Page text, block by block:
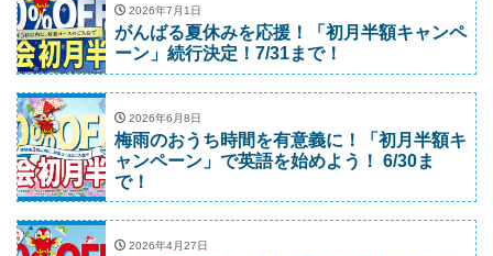
2026年7月1日
がんばる夏休みを応援！「初月半額キャンペ
ーン」続行決定！7/31まで！
2026年6月8日
梅雨のおうち時間を有意義に！「初月半額キ
ャンペーン」で英語を始めよう！ 6/30ま
で！
2026年4月27日